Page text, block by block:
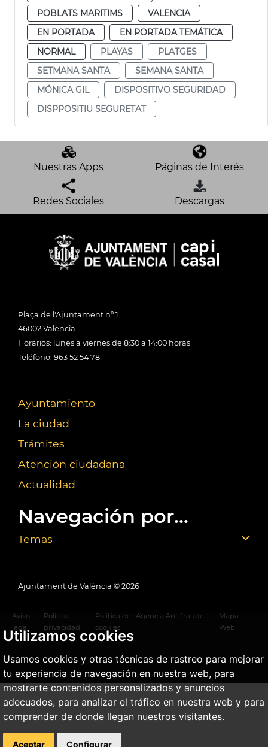
Utilizamos cookies
Usamos cookies y otras técnicas de rastreo para mejorar
tu experiencia de navegación en nuestra web, para
mostrarte contenidos personalizados y anuncios
adecuados, para analizar el tráfico en nuestra web y para
comprender de donde llegan nuestros visitantes.
Aceptar Configurar
POBLATS MARITIMS
VALENCIA
EN PORTADA
EN PORTADA TEMÁTICA
NORMAL
PLAYAS
PLATGES
SETMANA SANTA
SEMANA SANTA
MÓNICA GIL
DISPOSITIVO SEGURIDAD
DISPPOSITIU SEGURETAT
Nuestras Apps Páginas de Interés
Redes Sociales Descargas
Plaça de l'Ajuntament nº 1
46002 València
Horarios: lunes a viernes de 8:30 a 14:00 horas
Teléfono: 963 52 54 78
Ayuntamiento
La ciudad
Trámites
Atención ciudadana
Actualidad
Navegación por...
Temas
Ajuntament de València © 2026
Aviso
legal
Política
privacidad
Política de
cookies
Agencia Antifraude
Mapa
Web